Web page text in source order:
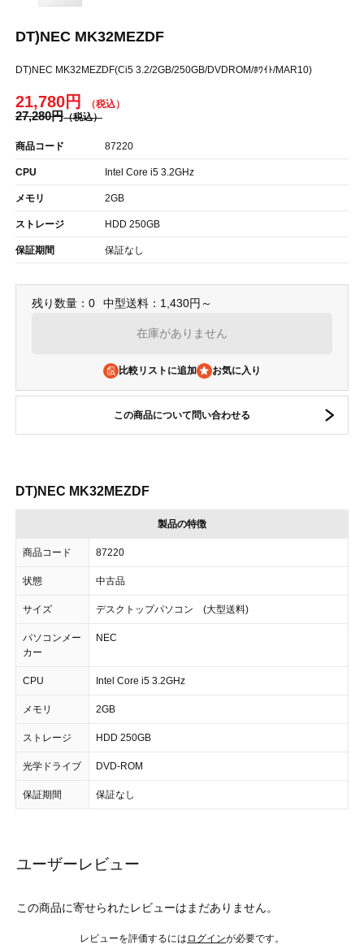
DT)NEC MK32MEZDF
DT)NEC MK32MEZDF(Ci5 3.2/2GB/250GB/DVDROM/ﾎﾜｲﾄ/MAR10)
21,780円
27,280円
商品コード 87220
CPU Intel Core i5 3.2GHz
メモリ 2GB
ストレージ HDD 250GB
保証期間 保証なし
残り数量：0 中型送料：1,430円～
在庫がありません
比較リストに追加
この商品について問い合わせる
DT)NEC MK32MEZDF
製品の特徴
商品コード 87220
状態 中古品
サイズ デスクトップパソコン (大型送料)
パソコンメー
カー
NEC
CPU Intel Core i5 3.2GHz
メモリ 2GB
ストレージ HDD 250GB
光学ドライブ DVD-ROM
保証期間 保証なし
ユーザーレビュー
この商品に寄せられたレビューはまだありません。
レビューを評価するには ログインが必要です。